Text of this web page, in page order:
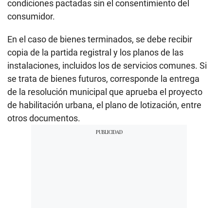
condiciones pactadas sin el consentimiento del
consumidor.
En el caso de bienes terminados, se debe recibir
copia de la partida registral y los planos de las
instalaciones, incluidos los de servicios comunes. Si
se trata de bienes futuros, corresponde la entrega
de la resolución municipal que aprueba el proyecto
de habilitación urbana, el plano de lotización, entre
otros documentos.